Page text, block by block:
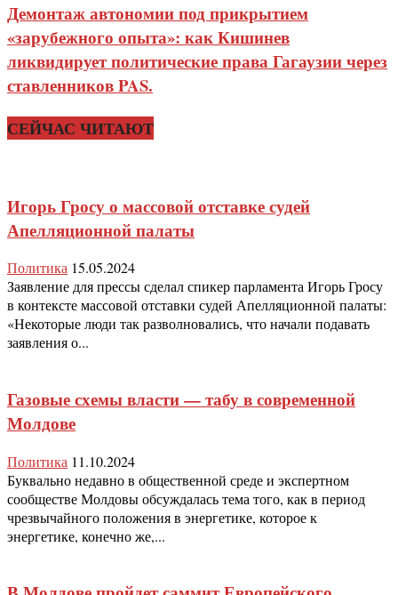
Демонтаж автономии под прикрытием
«зарубежного опыта»: как Кишинев
ликвидирует политические права Гагаузии через
ставленников PAS.
СЕЙЧАС ЧИТАЮТ
Игорь Гросу о массовой отставке судей
Апелляционной палаты
Политика 15.05.2024
Заявление для прессы сделал спикер парламента Игорь Гросу
в контексте массовой отставки судей Апелляционной палаты:
«Некоторые люди так разволновались, что начали подавать
заявления о...
Газовые схемы власти — табу в современной
Молдове
Политика 11.10.2024
Буквально недавно в общественной среде и экспертном
сообществе Молдовы обсуждалась тема того, как в период
чрезвычайного положения в энергетике, которое к
энергетике, конечно же,...